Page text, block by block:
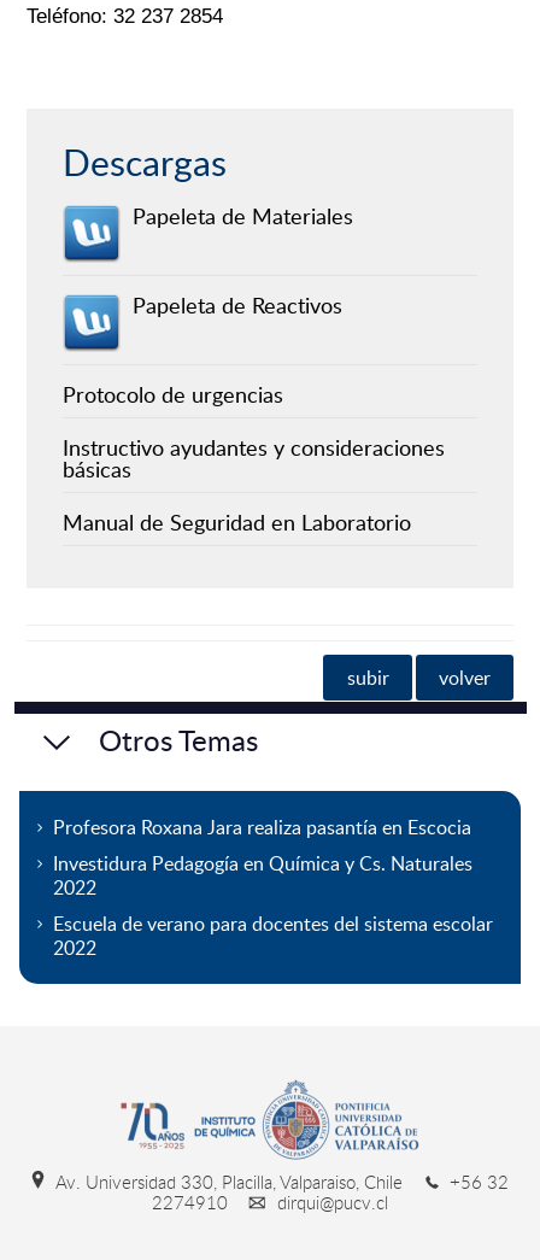
Teléfono: 32 237 2854
Descargas
Papeleta de Materiales
Papeleta de Reactivos
Protocolo de urgencias
Instructivo ayudantes y consideraciones
básicas
Manual de Seguridad en Laboratorio
subir volver
Otros Temas
Profesora Roxana Jara realiza pasantía en Escocia
Investidura Pedagogía en Química y Cs. Naturales
2022
Escuela de verano para docentes del sistema escolar
2022
Av. Universidad 330, Placilla, Valparaiso, Chile
+56 32
2274910
dirqui@pucv.cl